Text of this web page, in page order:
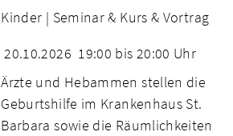
Kinder | Seminar & Kurs & Vortrag
20.10.2026 19:00 bis 20:00 Uhr
Ärzte und Hebammen stellen die
Geburtshilfe im Krankenhaus St.
Barbara sowie die Räumlichkeiten